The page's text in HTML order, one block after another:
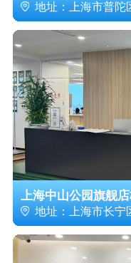
地址：上海市普陀
上海中山公园旗舰
地址：上海市长宁